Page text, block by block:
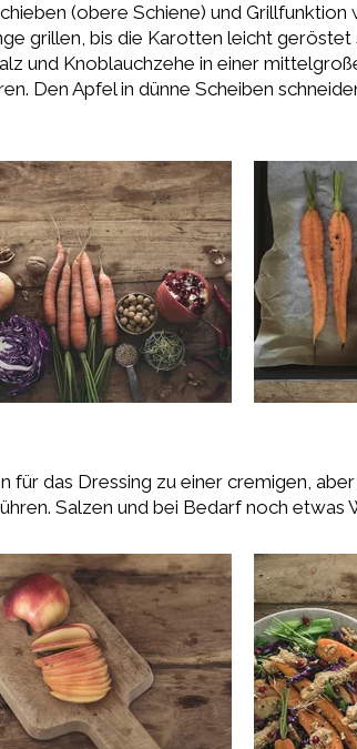
(obere Schiene) und Grillfunktion
grillen, bis die Karotten leicht geröstet
und Knoblauchzehe in einer
Den Apfel in dünne Scheiben
für das Dressing zu einer cremigen,
Salzen und bei Bedarf noch etwas